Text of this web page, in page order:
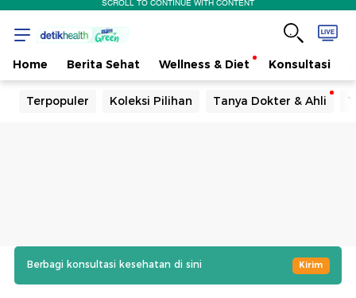
SCROLL TO CONTINUE WITH CONTENT
Home Berita Sehat Wellness & Diet Konsultasi
Terpopuler Koleksi Pilihan Tanya Dokter & Ahli
Berbagi konsultasi kesehatan di sini Kirim